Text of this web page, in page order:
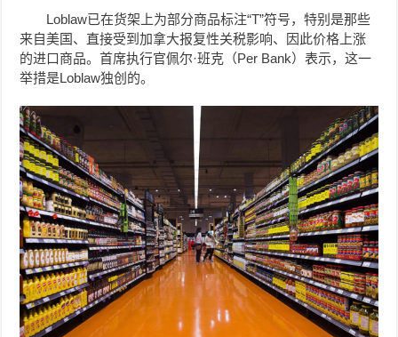
Loblaw已在货架上为部分商品标注“T”符号，特别是那些
来自美国、直接受到加拿大报复性关税影响、因此价格上涨
的进口商品。首席执行官佩尔·班克（Per Bank）表示，这一
举措是Loblaw独创的。